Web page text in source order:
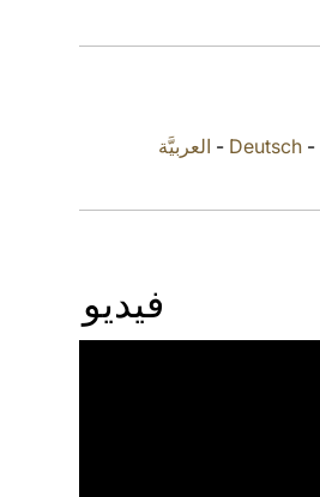
العربيَّة - Deutsch-
فيديو